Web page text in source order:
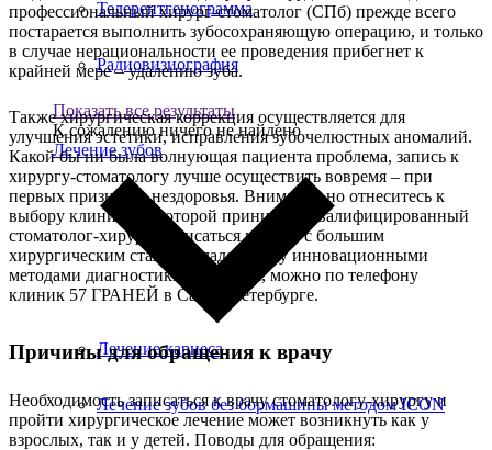
Телерентгенограмма
Радиовизиография
Показать все результаты
К сожалению ничего не найдено
Лечение зубов
Лечение кариеса
Лечение зубов без бормашины методом ICON
профессиональный хирург-стоматолог (СПб) прежде всего
постарается выполнить зубосохраняющую операцию, и только
в случае нерациональности ее проведения прибегнет к
крайней мере – удалению зуба.
Также хирургическая коррекция осуществляется для
улучшения эстетики, исправления зубочелюстных аномалий.
Какой бы ни была волнующая пациента проблема, запись к
хирургу-стоматологу лучше осуществить вовремя – при
первых признаках нездоровья. Внимательно отнеситесь к
выбору клиники, в которой принимает квалифицированный
стоматолог-хирург. Записаться к врачу с большим
хирургическим стажем, владеющему инновационными
методами диагностики и лечения, можно по телефону
клиник 57 ГРАНЕЙ в Санкт-Петербурге.
Причины для обращения к врачу
Необходимость записаться к врачу стоматологу-хирургу и
пройти хирургическое лечение может возникнуть как у
взрослых, так и у детей. Поводы для обращения: